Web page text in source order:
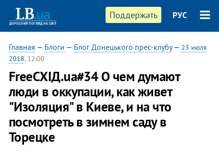
Поддержать РУС
Главная — Блоги — Блог Донецького прес-клубу— 23 июля
2018, 12:00
FreeСХІД.ua#34 О чем думают
люди в оккупации, как живет
"Изоляция" в Киеве, и на что
посмотреть в зимнем саду в
Торецке